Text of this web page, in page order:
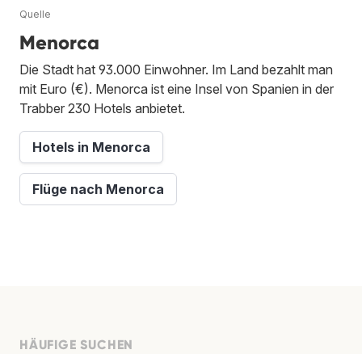
Quelle
Menorca
Die Stadt hat 93.000 Einwohner. Im Land bezahlt man
mit Euro (€). Menorca ist eine Insel von Spanien in der
Trabber 230 Hotels anbietet.
Hotels in Menorca
Flüge nach Menorca
HÄUFIGE SUCHEN